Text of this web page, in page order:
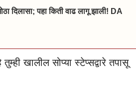
दिलासा; पहा किती वाढ लागू झाली! DA
खालील सोप्या स्टेप्सद्वारे तपासू